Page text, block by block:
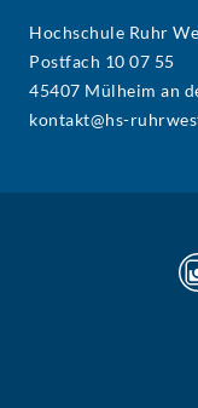
Hochschule Ruhr
Postfach 10 07 55
45407 Mülheim an
kontakt@hs-